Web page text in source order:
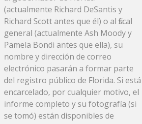
(actualmente Richard DeSantis y
Richard Scott antes que él) o al fiscal
general (actualmente Ash Moody y
Pamela Bondi antes que ella), su
nombre y dirección de correo
electrónico pasarán a formar parte
del registro público de Florida. Si está
encarcelado, por cualquier motivo, el
informe completo y su fotografía (si
se tomó) están disponibles de